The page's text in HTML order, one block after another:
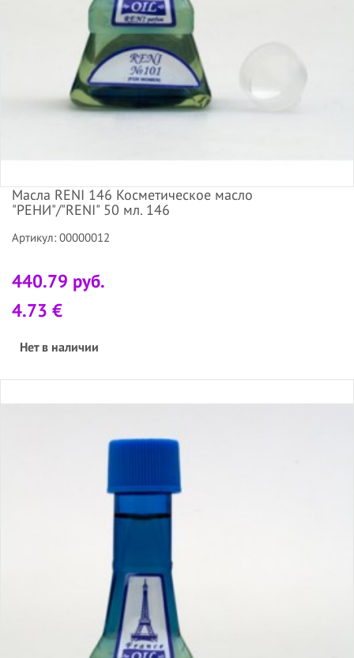
Масла RENI 146 Косметическое масло
"РЕНИ"/"RENI" 50 мл. 146
Артикул: 00000012
440.79 руб.
4.73 €
Нет в наличии